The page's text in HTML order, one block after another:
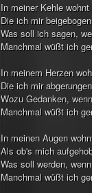
In meiner Kehle
Die ich mir
Was soll ich sagen,
Manchmal wüßt ich
In meinem Herzen
Die ich mir
Wozu Gedanken,
Manchmal wüßt ich
In meinen Augen
Als ob's mich
Was soll werden,
Manchmal wüßt ich